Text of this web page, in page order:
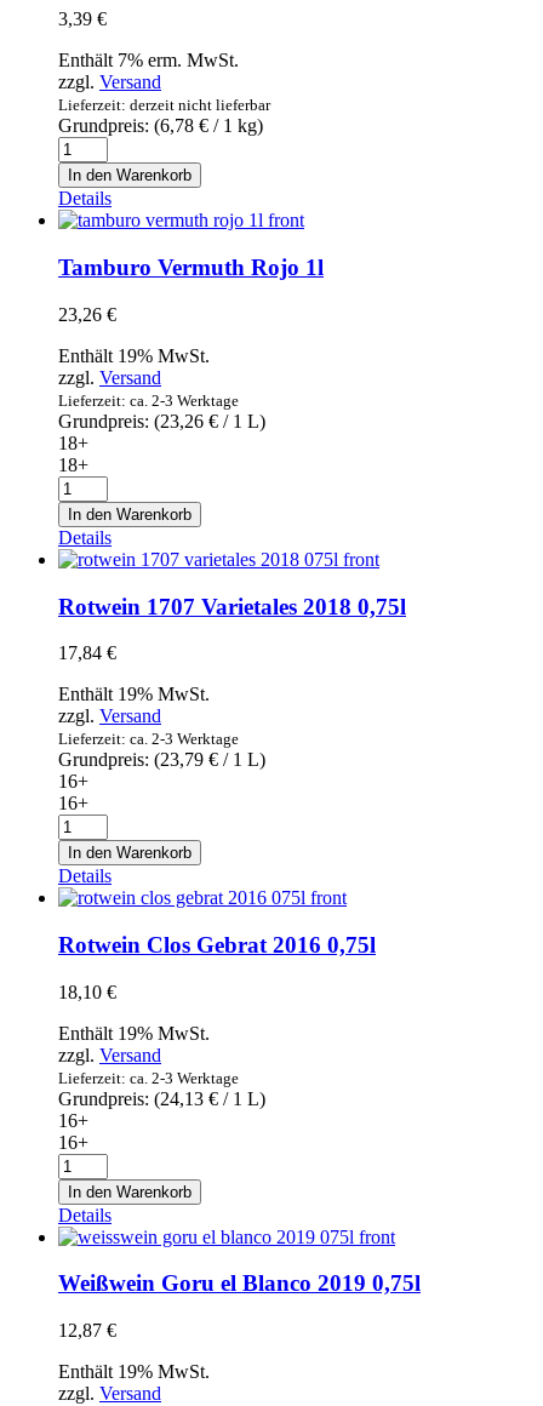
3,39 €
Enthält 7% erm. MwSt.
zzgl. Versand
Lieferzeit: derzeit nicht lieferbar
Grundpreis: (6,78 € / 1 kg)
Penne
Rigate
No
20
-
La
Molisana
Hartweizengrieß
500g
Menge
In den Warenkorb
Details
Tamburo Vermuth Rojo 1l
23,26 €
Enthält 19% MwSt.
zzgl. Versand
Lieferzeit: ca. 2-3 Werktage
Grundpreis: (23,26 € / 1 L)
18+
18+
Tamburo
Vermuth
Rojo
1l
Menge
In den Warenkorb
Details
Rotwein 1707 Varietales 2018 0,75l
17,84 €
Enthält 19% MwSt.
zzgl. Versand
Lieferzeit: ca. 2-3 Werktage
Grundpreis: (23,79 € / 1 L)
16+
16+
Rotwein
1707
Varietales
2018
0,75l
Menge
In den Warenkorb
Details
Rotwein Clos Gebrat 2016 0,75l
18,10 €
Enthält 19% MwSt.
zzgl. Versand
Lieferzeit: ca. 2-3 Werktage
Grundpreis: (24,13 € / 1 L)
16+
16+
Rotwein
Clos
Gebrat
2016
0,75l
Menge
In den Warenkorb
Details
Weißwein Goru el Blanco 2019 0,75l
12,87 €
Enthält 19% MwSt.
zzgl. Versand